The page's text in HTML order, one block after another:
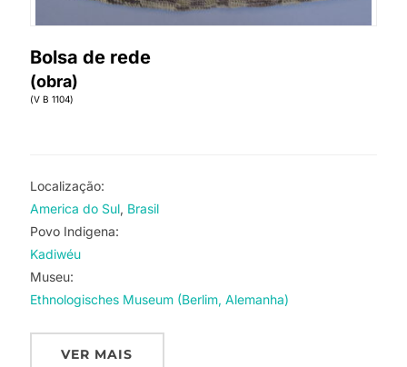
Bolsa de rede
(obra)
(V B 1104)
Localização:
America do Sul Brasil
Povo Indigena:
Kadiwéu
Museu:
Ethnologisches Museum (Berlim, Alemanha)
VER MAIS